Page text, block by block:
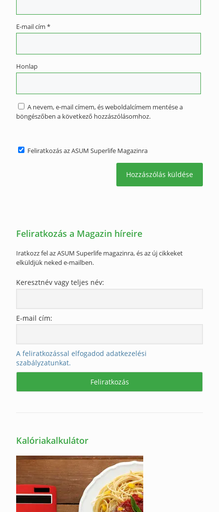
E-mail cím *
Honlap
A nevem, e-mail címem, és weboldalcímem mentése a
böngészőben a következő hozzászólásomhoz.
Feliratkozás az ASUM Superlife Magazinra
Feliratkozás a Magazin híreire
Iratkozz fel az ASUM Superlife magazinra, és az új cikkeket
elküldjük neked e-mailben.
Keresztnév vagy teljes név:
E-mail cím:
A feliratkozással elfogadod adatkezelési
szabályzatunkat.
Kalóriakalkulátor